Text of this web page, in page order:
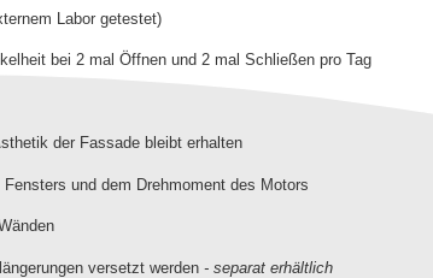
Labor getestet)
bei 2 mal Öffnen und 2 mal Schließen pro Tag
der Fassade bleibt erhalten
und dem Drehmoment des Motors
versetzt werden - separat erhältlich